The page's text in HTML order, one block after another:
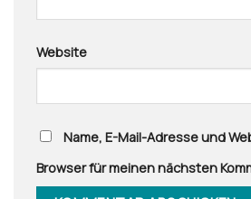
Website
Name, E-Mail-Adresse und
Browser für meinen nächsten